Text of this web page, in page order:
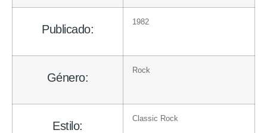
Publicado:
1982
Género:
Rock
Estilo:
Classic Rock